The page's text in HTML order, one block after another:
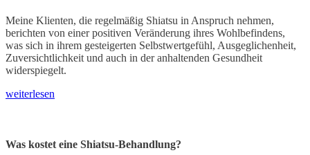
Meine Klienten, die regelmäßig Shiatsu in Anspruch nehmen,
berichten von einer positiven Veränderung ihres Wohlbefindens,
was sich in ihrem gesteigerten Selbstwertgefühl, Ausgeglichenheit,
Zuversichtlichkeit und auch in der anhaltenden Gesundheit
widerspiegelt.
weiterlesen
Was kostet eine Shiatsu-Behandlung?